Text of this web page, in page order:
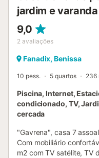
jardim e varanda
9,0
2 avaliações
Fanadix, Benissa
10 pess. 5 quartos 236
Piscina, Internet,
condicionado, TV,
cercada
"Gavrena", casa 7
Com mobiliário
m2 com TV satélite, TV